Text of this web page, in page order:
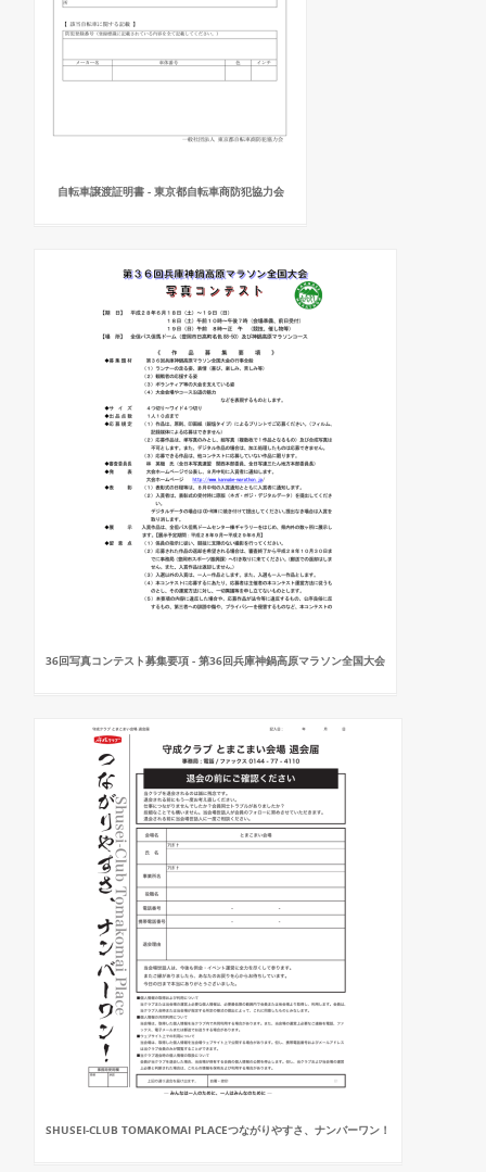
自転車譲渡証明書 - 東京都自転車商防犯協力会
36回写真コンテスト募集要項 - 第36回兵庫神鍋高原マラソン全国大会
SHUSEI-CLUB TOMAKOMAI PLACEつながりやすさ、ナンバーワン！